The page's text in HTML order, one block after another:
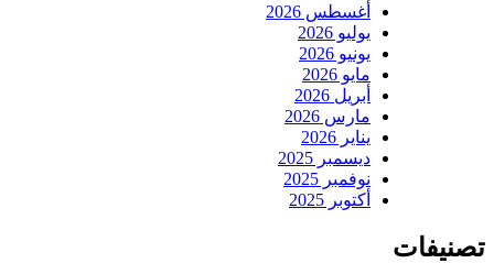
أغسطس 2026
يوليو 2026
يونيو 2026
مايو 2026
أبريل 2026
مارس 2026
يناير 2026
ديسمبر 2025
نوفمبر 2025
أكتوبر 2025
تصنيفات